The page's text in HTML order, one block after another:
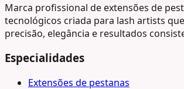
Marca profissional de extensões de
tecnológicos criada para lash artists
precisão, elegância e resultados
Especialidades
Extensões de pestanas